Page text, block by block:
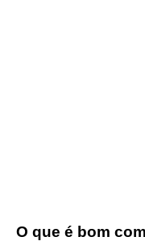
O que é bom